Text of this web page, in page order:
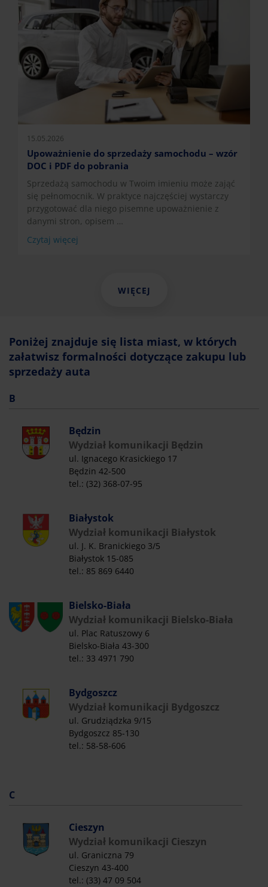
15.05.2026
Upoważnienie do sprzedaży samochodu – wzór
DOC i PDF do pobrania
Sprzedażą samochodu w Twoim imieniu może zająć
się pełnomocnik. W praktyce najczęściej wystarczy
przygotować dla niego pisemne upoważnienie z
danymi stron, opisem …
Czytaj więcej
WIĘCEJ
Poniżej znajduje się lista miast, w których
załatwisz formalności dotyczące zakupu lub
sprzedaży auta
B
Będzin
Wydział komunikacji Będzin
ul. Ignacego Krasickiego 17
Będzin 42-500
tel.: (32) 368-07-95
Białystok
Wydział komunikacji Białystok
ul. J. K. Branickiego 3/5
Białystok 15-085
tel.: 85 869 6440
Bielsko-Biała
Wydział komunikacji Bielsko-Biała
ul. Plac Ratuszowy 6
Bielsko-Biała 43-300
tel.: 33 4971 790
Bydgoszcz
Wydział komunikacji Bydgoszcz
ul. Grudziądzka 9/15
Bydgoszcz 85-130
tel.: 58-58-606
C
Cieszyn
Wydział komunikacji Cieszyn
ul. Graniczna 79
Cieszyn 43-400
tel.: (33) 47 09 504